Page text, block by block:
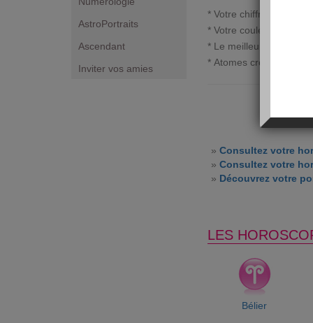
AstroPortraits
Ascendant
Inviter vos amies
* Votre chiffre porte-
* Votre couleur du jour
* Le meilleur moment
* Atomes crochus :
» Consultez votre
» Consultez votre
» Découvrez votre
LES
Bélier